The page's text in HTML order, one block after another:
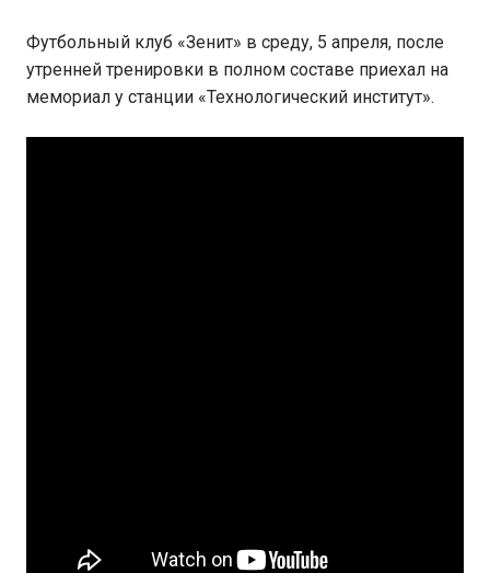
Футбольный клуб «Зенит» в среду, 5 апреля, после
утренней тренировки в полном составе приехал на
мемориал у станции «Технологический институт».